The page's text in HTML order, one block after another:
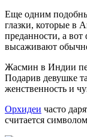
Еще одним
глазки, которые в
преданности, а
высаживают
Жасмин в Индии
Подарив девушке
женственность и
Орхидеи часто
считается